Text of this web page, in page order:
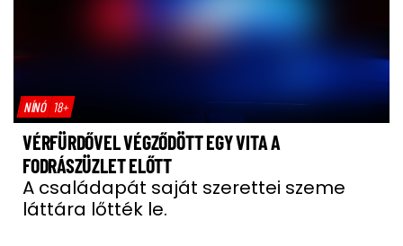
NÍNÓ 18+
VÉRFÜRDŐVEL VÉGZŐDÖTT EGY VITA A
FODRÁSZÜZLET ELŐTT
A családapát saját szerettei szeme
láttára lőtték le.